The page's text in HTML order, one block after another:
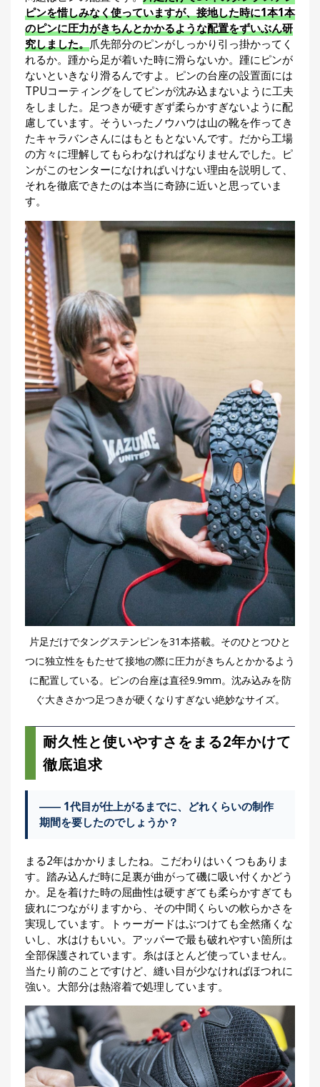
ピンを惜しみなく使っていますが、接地した時に1本1本
のピンに圧力がきちんとかかるような配置をずいぶん研
究しました。爪先部分のピンがしっかり引っ掛かってく
れるか。踵から足が着いた時に滑らないか。踵にピンが
ないといきなり滑るんですよ。ピンの台座の設置面には
TPUコーティングをしてピンが沈み込まないように工夫
をしました。足つきが硬すぎず柔らかすぎないように配
慮しています。そういったノウハウは山の靴を作ってき
たキャラバンさんにはもともとないんです。だから工場
の方々に理解してもらわなければなりませんでした。ピ
ンがこのセンターになければいけない理由を説明して、
それを徹底できたのは本当に奇跡に近いと思っていま
す。
片足だけでタングステンピンを31本搭載。そのひとつひと
つに独立性をもたせて接地の際に圧力がきちんとかかるよう
に配置している。ピンの台座は直径9.9mm。沈み込みを防
ぐ大きさかつ足つきが硬くなりすぎない絶妙なサイズ。
耐久性と使いやすさをまる2年かけて
徹底追求
―― 1代目が仕上がるまでに、どれくらいの制作
期間を要したのでしょうか？
まる2年はかかりましたね。こだわりはいくつもありま
す。踏み込んだ時に足裏が曲がって磯に吸い付くかどう
か。足を着けた時の屈曲性は硬すぎても柔らかすぎても
疲れにつながりますから、その中間くらいの軟らかさを
実現しています。トゥーガードはぶつけても全然痛くな
いし、水はけもいい。アッパーで最も破れやすい箇所は
全部保護されています。糸はほとんど使っていません。
当たり前のことですけど、縫い目が少なければほつれに
強い。大部分は熱溶着で処理しています。